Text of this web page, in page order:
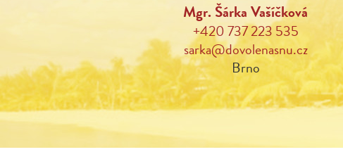
Mgr. Šárka Vašíčková
+420 737 223 535
sarka@dovolenasnu.cz
Brno